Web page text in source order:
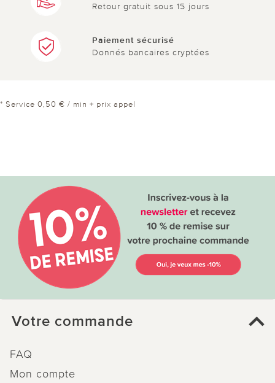
Retour gratuit sous 15 jours
Paiement sécurisé
Donnés bancaires cryptées
* Service 0,50 € / min + prix appel
Votre commande
FAQ
Mon compte